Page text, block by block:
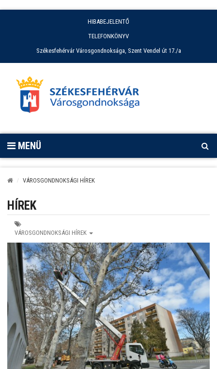
HIBABEJELENTŐ
TELEFONKÖNYV
Székesfehérvár Városgondnoksága, Szent Vendel út 17./a
MENÜ
VÁROSGONDNOKSÁGI HÍREK
HÍREK
VÁROSGONDNOKSÁGI HÍREK